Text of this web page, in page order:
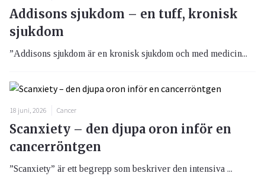
Addisons sjukdom – en tuff, kronisk
sjukdom
”Addisons sjukdom är en kronisk sjukdom och med medicin...
18 juni, 2026 Cancer
Scanxiety – den djupa oron inför en
cancerröntgen
”Scanxiety” är ett begrepp som beskriver den intensiva ...